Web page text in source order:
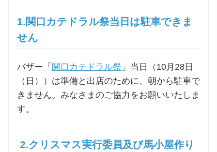
小池神父の講座
シスター中島の講座
教区カテキスタの講座
1.関口カテドラル祭当日は駐車できま
せん
バザー「 関口カテドラル祭 」当日（10月28日
（日））は準備と出店のために、朝から駐車で
きません。みなさまのご協力をお願いいたしま
す。
2.クリスマス実行委員及び馬小屋作り